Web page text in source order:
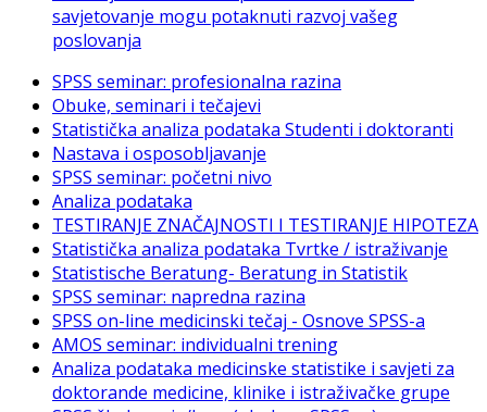
savjetovanje mogu potaknuti razvoj vašeg
poslovanja
SPSS seminar: profesionalna razina
Obuke, seminari i tečajevi
Statistička analiza podataka Studenti i doktoranti
Nastava i osposobljavanje
SPSS seminar: početni nivo
Analiza podataka
TESTIRANJE ZNAČAJNOSTI I TESTIRANJE HIPOTEZA
Statistička analiza podataka Tvrtke / istraživanje
Statistische Beratung- Beratung in Statistik
SPSS seminar: napredna razina
SPSS on-line medicinski tečaj - Osnove SPSS-a
AMOS seminar: individualni trening
Analiza podataka medicinske statistike i savjeti za
doktorande medicine, klinike i istraživačke grupe